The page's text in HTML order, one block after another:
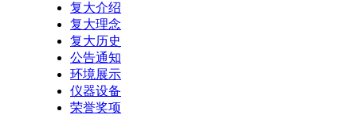
复大介绍
复大理念
复大历史
公告通知
环境展示
仪器设备
荣誉奖项